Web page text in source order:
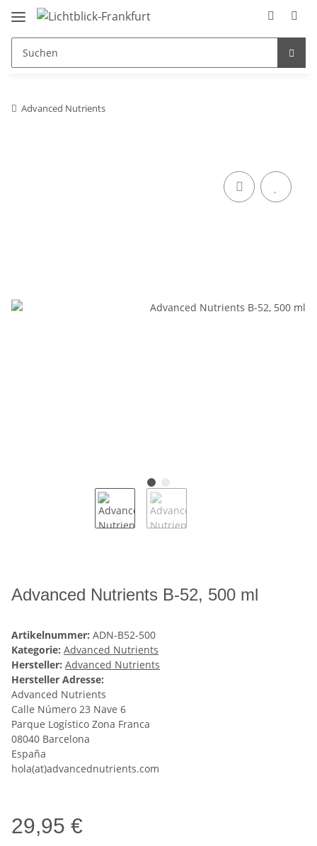
Advanced Nutrients
Advanced Nutrients B-52, 500 ml
Artikelnummer: ADN-B52-500
Kategorie: Advanced Nutrients
Hersteller: Advanced Nutrients
Hersteller Adresse:
Advanced Nutrients
Calle Número 23 Nave 6
Parque Logístico Zona Franca
08040 Barcelona
España
hola(at)advancednutrients.com
29,95 €